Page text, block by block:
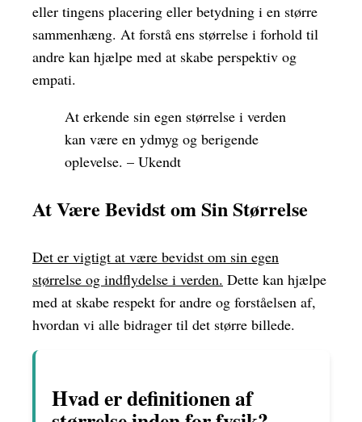
eller tingens placering eller betydning i en større
sammenhæng. At forstå ens størrelse i forhold til
andre kan hjælpe med at skabe perspektiv og
empati.
At erkende sin egen størrelse i verden
kan være en ydmyg og berigende
oplevelse. – Ukendt
At Være Bevidst om Sin Størrelse
Det er vigtigt at være bevidst om sin egen
størrelse og indflydelse i verden. Dette kan hjælpe
med at skabe respekt for andre og forståelsen af,
hvordan vi alle bidrager til det større billede.
Hvad er definitionen af ​​